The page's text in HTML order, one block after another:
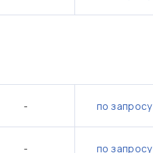
- по запросу
- по запросу